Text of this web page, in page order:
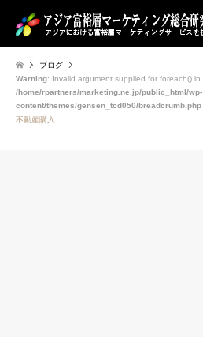
ブログ
Warning: Invalid argument supplied for foreach() in
/home/rpartners/marketing.ne.jp/public_html/wp-
content/themes/gensen_tcd050/breadcrumb.php
不動産購入